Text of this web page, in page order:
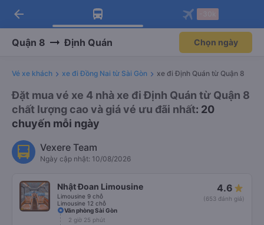
Tải app Vexere ngay!
Nhận ưu đãi thành viên độc
Mở app
Tải app Vexere
-30k/ghế khi đặt vé máy bay qua
Mở app
arrow_back
Quận 8 Định Quán Chọn ngày
Vé xe khách xe đi Đồng Nai từ Sài Gòn xe đi Định Quán từ Quận 8
Đặt mua vé xe 4 nhà xe đi Định Quán từ Quận 8
chất lượng cao và giá vé ưu đãi nhất: 20
chuyến mỗi ngày
Vexere Team
Ngày cập nhật: 10/08/2026
Nhật Đoan Limousine
Limousine 9 chỗ
Limousine 12 chỗ
4.6
(653 đánh giá)
Văn phòng Sài Gòn
2 giờ 25 phút